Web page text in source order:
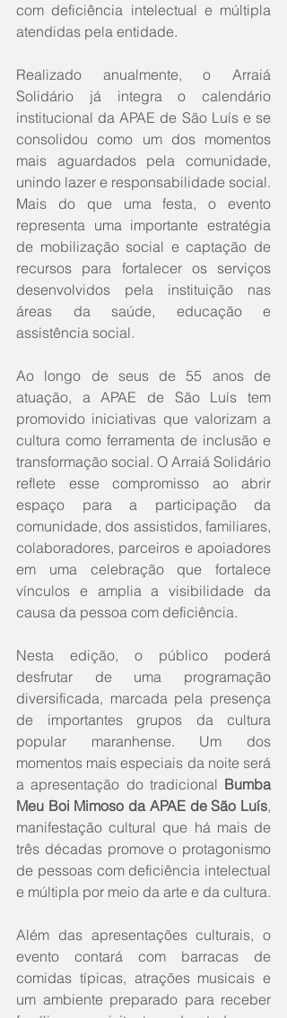
com deficiência intelectual e múltipla
atendidas pela entidade.
Realizado anualmente, o Arraiá
Solidário já integra o calendário
institucional da APAE de São Luís e se
consolidou como um dos momentos
mais aguardados pela comunidade,
unindo lazer e responsabilidade social.
Mais do que uma festa, o evento
representa uma importante estratégia
de mobilização social e captação de
recursos para fortalecer os serviços
desenvolvidos pela instituição nas
áreas da saúde, educação e
assistência social.
Ao longo de seus de 55 anos de
atuação, a APAE de São Luís tem
promovido iniciativas que valorizam a
cultura como ferramenta de inclusão e
transformação social. O Arraiá Solidário
reflete esse compromisso ao abrir
espaço para a participação da
comunidade, dos assistidos, familiares,
colaboradores, parceiros e apoiadores
em uma celebração que fortalece
vínculos e amplia a visibilidade da
causa da pessoa com deficiência.
Nesta edição, o público poderá
desfrutar de uma programação
diversificada, marcada pela presença
de importantes grupos da cultura
popular maranhense. Um dos
momentos mais especiais da noite será
a apresentação do tradicional Bumba
Meu Boi Mimoso da APAE de São Luís,
manifestação cultural que há mais de
três décadas promove o protagonismo
de pessoas com deficiência intelectual
e múltipla por meio da arte e da cultura.
Além das apresentações culturais, o
evento contará com barracas de
comidas típicas, atrações musicais e
um ambiente preparado para receber